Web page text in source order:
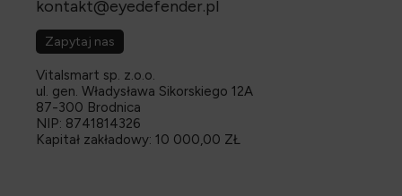
kontakt@eyedefender.pl
Zapytaj nas
Vitalsmart sp. z.o.o.
ul. gen. Władysława Sikorskiego 12A
87-300 Brodnica
NIP: 8741814326
Kapitał zakładowy: 10 000,00 ZŁ